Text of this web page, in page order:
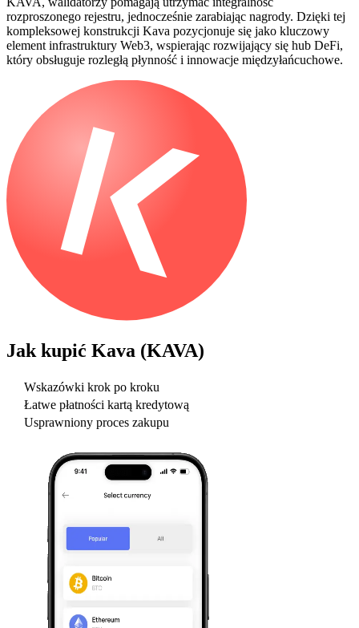
rozproszonego rejestru, jednocześnie zarabiając nagrody. Dzięki tej
kompleksowej konstrukcji Kava pozycjonuje się jako kluczowy
element infrastruktury Web3, wspierając rozwijający się hub DeFi,
który obsługuje rozległą płynność i innowacje międzyłańcuchowe.
Jak kupić Kava (KAVA)
Wskazówki krok po kroku
Łatwe płatności kartą kredytową
Usprawniony proces zakupu